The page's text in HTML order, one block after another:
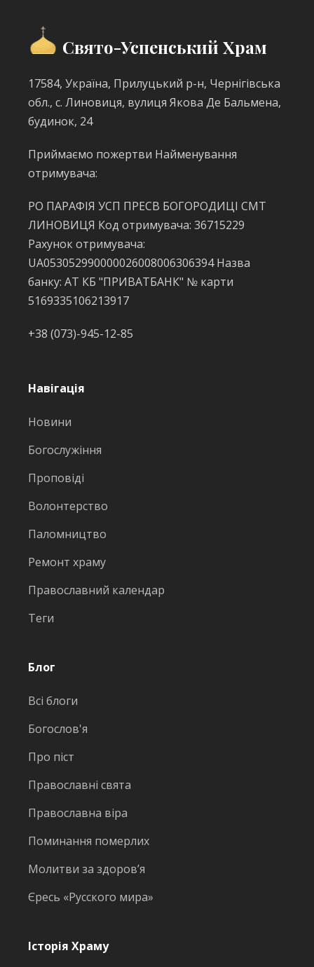
Свято-Успенський Храм
17584, Україна, Прилуцький р-н, Чернігівська
обл., с. Линовиця, вулиця Якова Де Бальмена,
будинок, 24
Приймаємо пожертви Найменування
отримувача:
РО ПАРАФІЯ УСП ПРЕСВ БОГОРОДИЦІ СМТ
ЛИНОВИЦЯ Код отримувача: 36715229
Рахунок отримувача:
UA053052990000026008006306394 Назва
банку: АТ КБ "ПРИВАТБАНК" № карти
5169335106213917
+38 (073)-945-12-85
Навігація
Новини
Богослужіння
Проповіді
Волонтерство
Паломництво
Ремонт храму
Православний календар
Теги
Блог
Всі блоги
Богослов'я
Про піст
Православні свята
Православна віра
Поминання померлих
Молитви за здоров’я
Єресь «Русского мира»
Історія Храму